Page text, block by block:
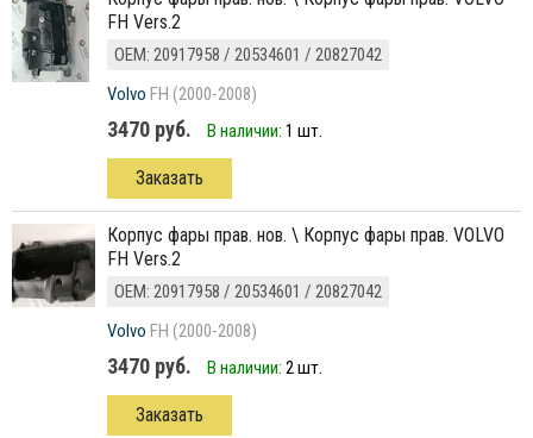
FH Vers.2
ОЕМ: 20917958 / 20534601 / 20827042
Volvo FH (2000-2008)
3470 руб. В наличии: 1 шт.
Заказать
корпус фары прав. нов. \ Корпус фары прав. VOLVO
FH Vers.2
ОЕМ: 20917958 / 20534601 / 20827042
Volvo FH (2000-2008)
3470 руб. В наличии: 2 шт.
Заказать